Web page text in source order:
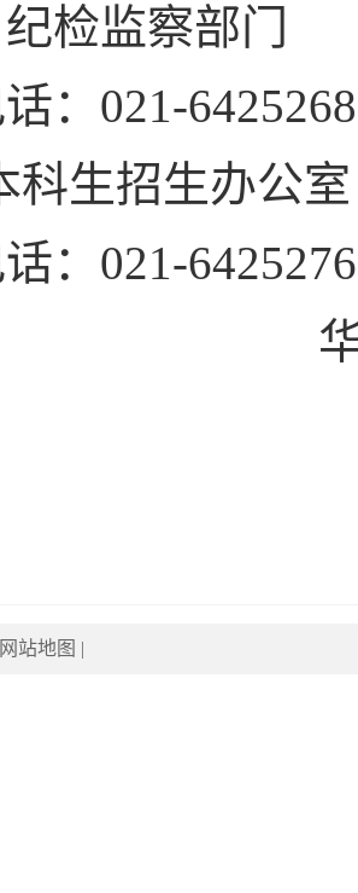
纪检监察部门
：021-
科生招生办公室
：021-
网站地图 |